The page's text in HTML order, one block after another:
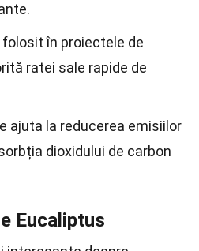
în proiectele de
ratei sale rapide de
ajuta la reducerea emisiilor
dioxidului de carbon
Eucaliptus